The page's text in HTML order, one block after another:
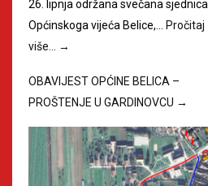
26. lipnja održana svečana sjednica
Općinskoga vijeća Belice,…
Pročitaj
više…
→
OBAVIJEST OPĆINE BELICA –
PROŠTENJE U GARDINOVCU →